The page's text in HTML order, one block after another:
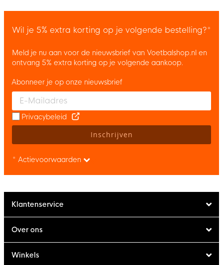
Wil je 5% extra korting op je volgende bestelling?*
Meld je nu aan voor de nieuwsbrief van Voetbalshop.nl en
ontvang 5% extra korting op je volgende aankoop.
Enter your email and accept the privacy policy to subscribe to
Abonneer je op onze nieuwsbrief
Privacybeleid
Inschrijven
* Actievoorwaarden
Klantenservice
Over ons
Winkels